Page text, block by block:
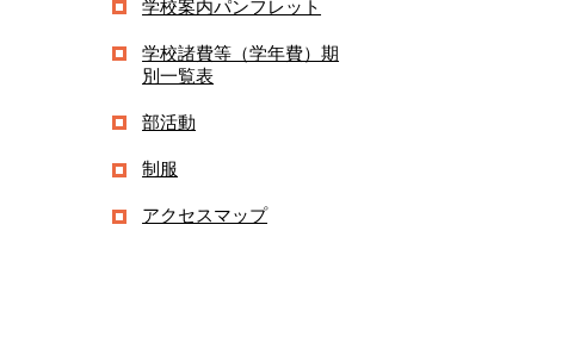
学校案内パンフレット
学校諸費等（学年費）期
別一覧表
部活動
制服
アクセスマップ